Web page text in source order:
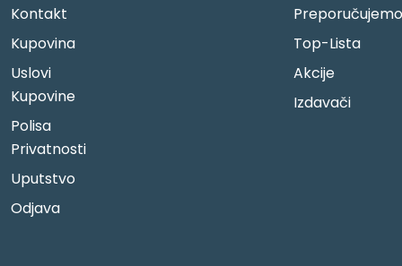
Kontakt
Kupovina
Uslovi
Kupovine
Polisa
Privatnosti
Uputstvo
Odjava
Preporučujemo
Top-Lista
Akcije
Izdavači